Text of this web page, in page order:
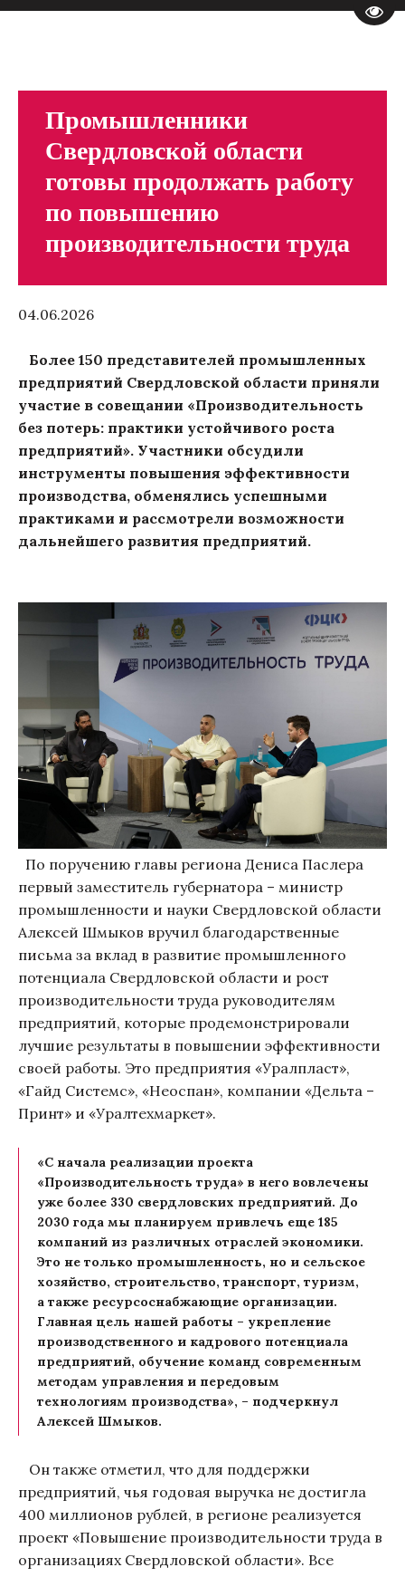
Промышленники
Свердловской области
готовы продолжать работу
по повышению
производительности труда
04.06.2026
Более 150 представителей промышленных
предприятий Свердловской области приняли
участие в совещании «Производительность
без потерь: практики устойчивого роста
предприятий». Участники обсудили
инструменты повышения эффективности
производства, обменялись успешными
практиками и рассмотрели возможности
дальнейшего развития предприятий.
По поручению главы региона Дениса Паслера
первый заместитель губернатора – министр
промышленности и науки Свердловской области
Алексей Шмыков вручил благодарственные
письма за вклад в развитие промышленного
потенциала Свердловской области и рост
производительности труда руководителям
предприятий, которые продемонстрировали
лучшие результаты в повышении эффективности
своей работы. Это предприятия «Уралпласт»,
«Гайд Системс», «Неоспан», компании «Дельта –
Принт» и «Уралтехмаркет».
«С начала реализации проекта
«Производительность труда» в него вовлечены
уже более 330 свердловских предприятий. До
2030 года мы планируем привлечь еще 185
компаний из различных отраслей экономики.
Это не только промышленность, но и сельское
хозяйство, строительство, транспорт, туризм,
а также ресурсоснабжающие организации.
Главная цель нашей работы – укрепление
производственного и кадрового потенциала
предприятий, обучение команд современным
методам управления и передовым
технологиям производства», – подчеркнул
Алексей Шмыков.
Он также отметил, что для поддержки
предприятий, чья годовая выручка не достигла
400 миллионов рублей, в регионе реализуется
проект «Повышение производительности труда в
организациях Свердловской области». Все